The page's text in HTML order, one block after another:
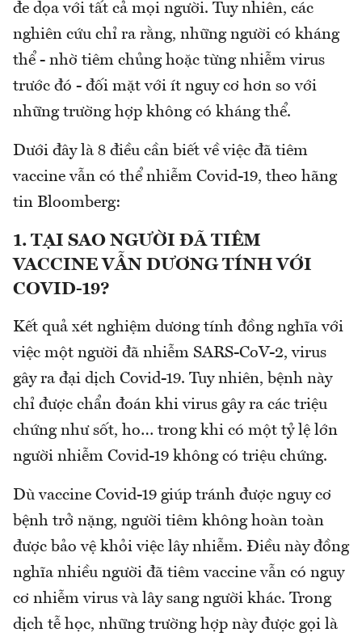
đe dọa với tất cả mọi người. Tuy nhiên, các
nghiên cứu chỉ ra rằng, những người có kháng
thể - nhờ tiêm chủng hoặc từng nhiễm virus
trước đó - đối mặt với ít nguy cơ hơn so với
những trường hợp không có kháng thể.
Dưới đây là 8 điều cần biết về việc đã tiêm
vaccine vẫn có thể nhiễm Covid-19, theo hãng
tin Bloomberg:
1. TẠI SAO NGƯỜI ĐÃ TIÊM
VACCINE VẪN DƯƠNG TÍNH VỚI
COVID-19?
Kết quả xét nghiệm dương tính đồng nghĩa với
việc một người đã nhiễm SARS-CoV-2, virus
gây ra đại dịch Covid-19. Tuy nhiên, bệnh này
chỉ được chẩn đoán khi virus gây ra các triệu
chứng như sốt, ho… trong khi có một tỷ lệ lớn
người nhiễm Covid-19 không có triệu chứng.
Dù vaccine Covid-19 giúp tránh được nguy cơ
bệnh trở nặng, người tiêm không hoàn toàn
được bảo vệ khỏi việc lây nhiễm. Điều này đồng
nghĩa nhiều người đã tiêm vaccine vẫn có nguy
cơ nhiễm virus và lây sang người khác. Trong
dịch tễ học, những trường hợp này được gọi là